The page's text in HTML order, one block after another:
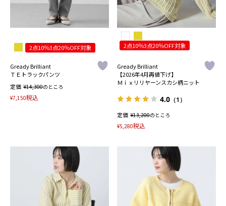
2点10％3点20％OFF対象
Gready Brilliant
ＴＥトラックパンツ
定価 ¥14,300のところ
¥7,150税込
2点10％3点20％OFF対象
Gready Brilliant
【2026年4月再値下げ】
Ｍｉｘリリヤーンスカシ柄ニット
4.0 （1）
定価 ¥13,200のところ
¥5,280税込